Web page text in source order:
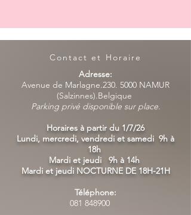
Contact et Horaire
Adresse:
Avenue de Marlagne.230. 5000 NAMUR
(Salzinnes).Belgique
Parking privé disponible sur place.
Horaires à partir du 1/7/26
Lundi, mercredi, vendredi et samedi 9h à
18h
Mardi et jeudi 9h à 14h
Mardi et jeudi NOCTURNE DE 18H-21H
Téléphone:
081 848900